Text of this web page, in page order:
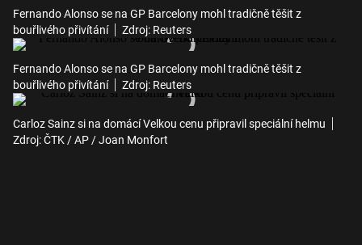
Fernando Alonso se na GP Barcelony mohl tradičně těšit z
bouřlivého přivítání
Zdroj: Reuters
Fernando Alonso se na GP Barcelony mohl tradičně těšit z
bouřlivého přivítání
Zdroj: Reuters
Carloz Sainz si na domácí Velkou cenu připravil speciální helmu
Zdroj: ČTK / AP / Joan Monfort